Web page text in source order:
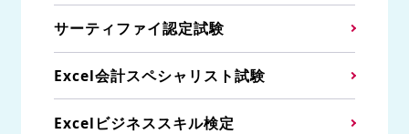
サーティファイ認定試験
Excel会計スペシャリスト試験
Excelビジネススキル検定